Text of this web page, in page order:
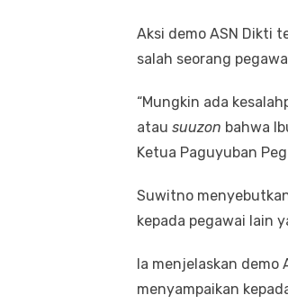
Aksi demo ASN Dikti
salah seorang
“Mungkin ada
atau suuzon bahwa
Ketua Paguyuban
Suwitno
kepada pegawai lain
Ia menjelaskan
menyampaikan